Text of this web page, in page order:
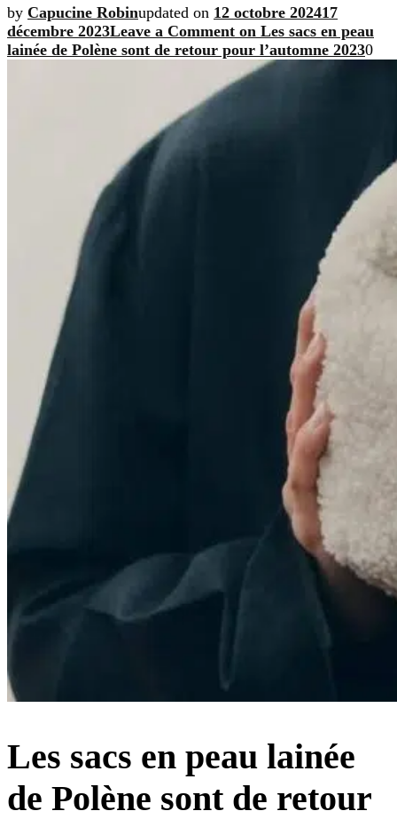
by Capucine Robinupdated on 12 octobre 202417
décembre 2023Leave a Comment on Les sacs en peau
lainée de Polène sont de retour pour l’automne 20230
Les sacs en peau lainée
de Polène sont de retour